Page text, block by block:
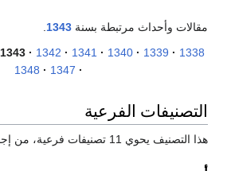
مقالات وأحداث مرتبطة بسنة 1343
1338
1339
1340
1341
1342
1343
1347
1348
التصنيفات الفرعية
هذا التصنيف يحوي 11 تصنيفات فرعية، من إجمالي 11.